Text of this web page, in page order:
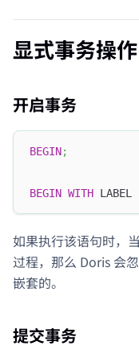
显式事务操作
开启事务
BEGIN;
BEGIN WITH
如果执行该语句时，
过程，那么 Doris 会
嵌套的。
提交事务